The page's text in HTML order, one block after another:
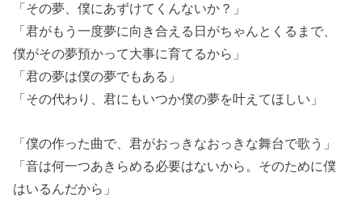
「その夢、僕にあずけてくんないか？」
「君がもう一度夢に向き合える日がちゃんとくるまで、
僕がその夢預かって大事に育てるから」
「君の夢は僕の夢でもある」
「その代わり、君にもいつか僕の夢を叶えてほしい」
「僕の作った曲で、君がおっきなおっきな舞台で歌う」
「音は何一つあきらめる必要はないから。そのために僕
はいるんだから」